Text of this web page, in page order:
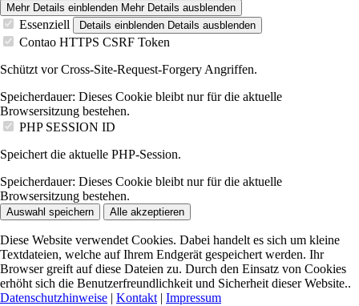
Mehr Details einblenden Mehr Details ausblenden
Essenziell Details einblenden Details ausblenden
Contao HTTPS CSRF Token
Schützt vor Cross-Site-Request-Forgery Angriffen.
Speicherdauer: Dieses Cookie bleibt nur für die aktuelle
Browsersitzung bestehen.
PHP SESSION ID
Speichert die aktuelle PHP-Session.
Speicherdauer: Dieses Cookie bleibt nur für die aktuelle
Browsersitzung bestehen.
Auswahl speichern Alle akzeptieren
Diese Website verwendet Cookies. Dabei handelt es sich um kleine
Textdateien, welche auf Ihrem Endgerät gespeichert werden. Ihr
Browser greift auf diese Dateien zu. Durch den Einsatz von Cookies
erhöht sich die Benutzerfreundlichkeit und Sicherheit dieser Website..
Datenschutzhinweise | Kontakt| Impressum